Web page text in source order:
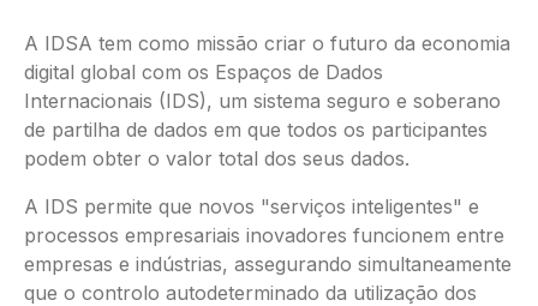
A IDSA tem como missão criar o futuro da economia
digital global com os Espaços de Dados
Internacionais (IDS), um sistema seguro e soberano
de partilha de dados em que todos os participantes
podem obter o valor total dos seus dados.
A IDS permite que novos "serviços inteligentes" e
processos empresariais inovadores funcionem entre
empresas e indústrias, assegurando simultaneamente
que o controlo autodeterminado da utilização dos